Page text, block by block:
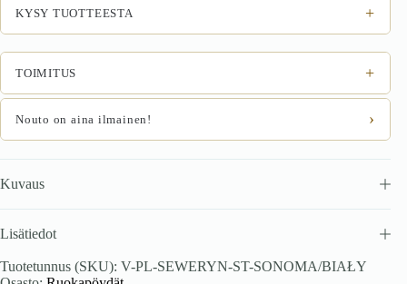
valkoinen
määrä
KYSY TUOTTEESTA +
TOIMITUS +
Nouto on aina ilmainen! ›
Kuvaus
Lisätiedot
Tuotetunnus (SKU): V-PL-SEWERYN-ST-SONOMA/BIAŁY